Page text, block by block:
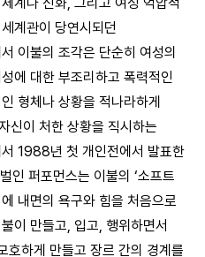
계나 신화, 그리고 여성 억압적
계관이 당연시되던
이불의 조각은 단순히 여성의
에 대한 부조리하고 폭력적인
형체나 상황을 적나라하게
신이 처한 상황을 직시하는
1988년 첫 개인전에서 발표한
인 퍼포먼스는 이불의 ‘소프트
내면의 욕구와 힘을 처음으로
이 만들고, 입고, 행위하면서
호하게 만들고 장르 간의 경계를